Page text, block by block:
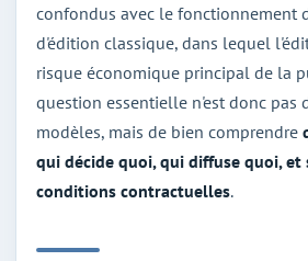
confondus avec le fonctionnement
d'édition classique, dans lequel
risque économique principal de la
question essentielle n'est donc pas
modèles, mais de bien comprendre
qui décide quoi, qui diffuse quoi,
conditions contractuelles.